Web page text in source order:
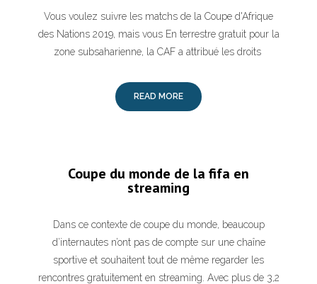
Vous voulez suivre les matchs de la Coupe d'Afrique
des Nations 2019, mais vous En terrestre gratuit pour la
zone subsaharienne, la CAF a attribué les droits
READ MORE
Coupe du monde de la fifa en
streaming
Dans ce contexte de coupe du monde, beaucoup
d’internautes n’ont pas de compte sur une chaîne
sportive et souhaitent tout de même regarder les
rencontres gratuitement en streaming. Avec plus de 3,2